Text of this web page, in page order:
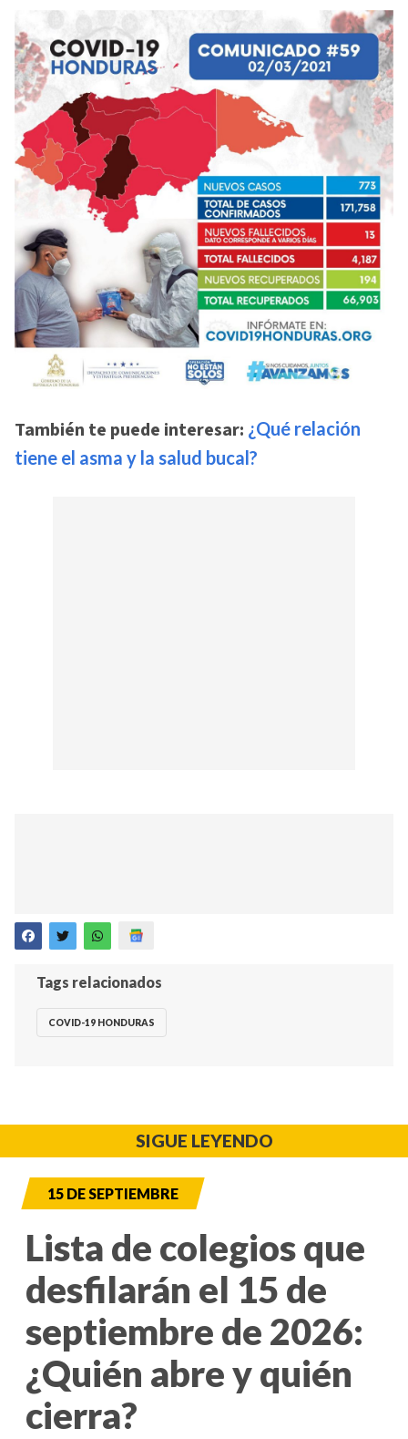
También te puede interesar: ¿Qué relación
tiene el asma y la salud bucal?
Tags relacionados
COVID-19 HONDURAS
SIGUE LEYENDO
15 DE SEPTIEMBRE
Lista de colegios que
desfilarán el 15 de
septiembre de 2026:
¿Quién abre y quién
cierra?